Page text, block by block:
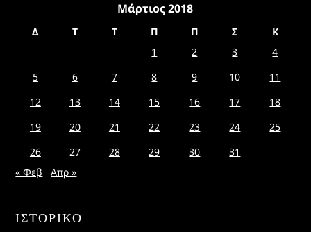
Μάρτιος 2018
Δ Τ Τ Π Π Σ
Κ
1
2 3
4
5
6 7 8 9 10
11
12
13 14 15 16 17
18
19
20 21 22 23 24
25
26
27 28 29 30
31
« Φεβ
Απρ »
ΙΣΤΟΡΙΚΌ